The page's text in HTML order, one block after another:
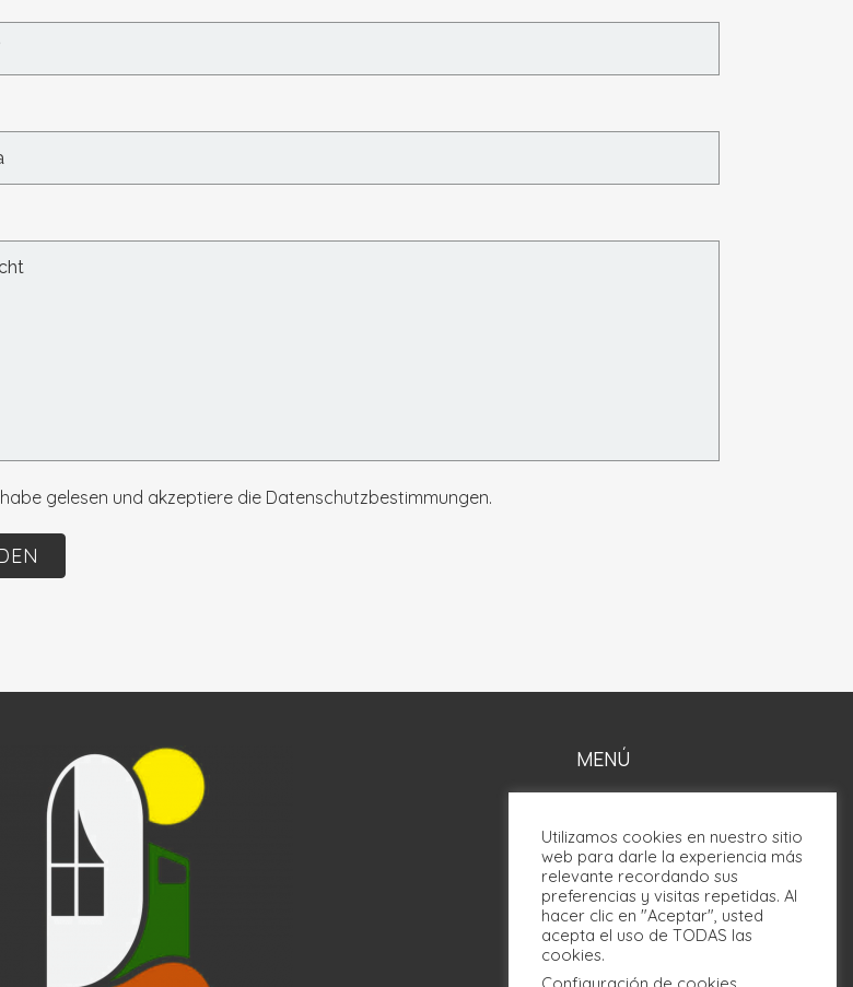
gelesen und akzeptiere die Datenschutzbestimmungen.
MENÚ
Barcelona
Servicios
Galería
Localización
Contacto
Reservar
Utilizamos cookies en nuestro sitio
web para darle la experiencia más
relevante recordando sus
preferencias y visitas repetidas. Al
hacer clic en "Aceptar", usted
acepta el uso de TODAS las
cookies.